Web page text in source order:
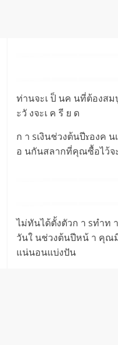
ท่านจะเ ป็ นค นที่ต้องส
ะวั งจะเ ค รี ย ด
ก า sเงินช่วงต้นปีɤองค
อ นกันสลากที่คุณซื้อไว้
ไม่ทันได้ตั้งตัวก า sทำท
วันใ นช่วงต้นปีหน้ า คุณ
แน่นอนแบ่งปัน